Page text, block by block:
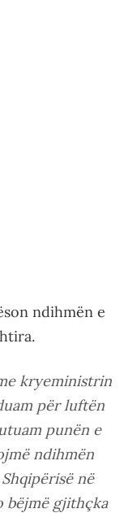
ndihmën e
kryeministrin
për luftën
punën e
ndihmën
në
bëjmë gjithçka